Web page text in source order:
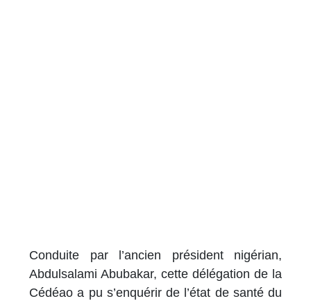
Conduite par l’ancien président nigérian,
Abdulsalami Abubakar, cette délégation de la
Cédéao a pu s’enquérir de l’état de santé du